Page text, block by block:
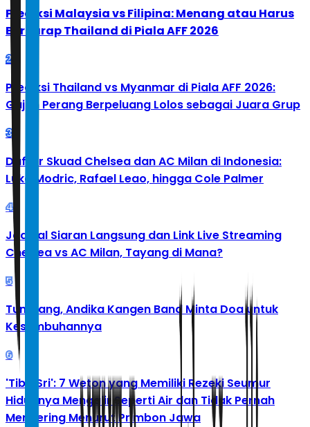
Prediksi Malaysia vs Filipina: Menang atau Harus
Berharap Thailand di Piala AFF 2026
2
Prediksi Thailand vs Myanmar di Piala AFF 2026:
Gajah Perang Berpeluang Lolos sebagai Juara Grup
3
Daftar Skuad Chelsea dan AC Milan di Indonesia:
Luka Modric, Rafael Leao, hingga Cole Palmer
4
Jadwal Siaran Langsung dan Link Live Streaming
Chelsea vs AC Milan, Tayang di Mana?
5
Tumbang, Andika Kangen Band Minta Doa untuk
Kesembuhannya
6
'Tibo Sri': 7 Weton yang Memiliki Rezeki Seumur
Hidupnya Mengalir Seperti Air dan Tidak Pernah
Mengering Menurut Primbon Jawa